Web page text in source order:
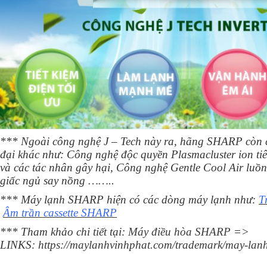
*** Ngoài công nghệ J – Tech này ra, hãng SHARP còn
đại khác như: Công nghệ độc quyền Plasmacluster ion
và các tác nhân gây hại, Công nghệ Gentle Cool Air
giấc ngủ say nồng ……..
*** Máy lạnh SHARP hiện có các dòng máy lạnh như:
Âm trần cassette SHARP
*** Tham khảo chi tiết tại: Máy điều hòa SHARP =>
LINKS: https://maylanhvinhphat.com/trademark/may-